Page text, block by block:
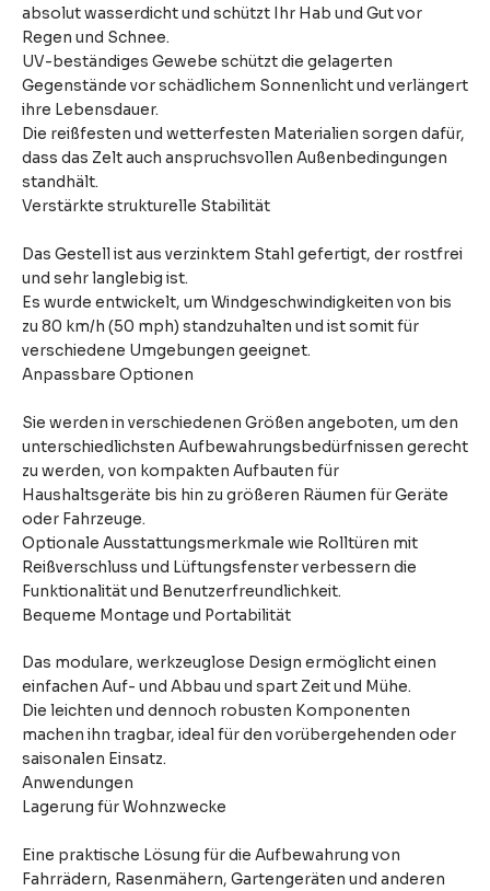
absolut wasserdicht und schützt Ihr Hab und Gut vor
Regen und Schnee.
UV-beständiges Gewebe schützt die gelagerten
Gegenstände vor schädlichem Sonnenlicht und verlängert
ihre Lebensdauer.
Die reißfesten und wetterfesten Materialien sorgen dafür,
dass das Zelt auch anspruchsvollen Außenbedingungen
standhält.
Verstärkte strukturelle Stabilität
Das Gestell ist aus verzinktem Stahl gefertigt, der rostfrei
und sehr langlebig ist.
Es wurde entwickelt, um Windgeschwindigkeiten von bis
zu 80 km/h (50 mph) standzuhalten und ist somit für
verschiedene Umgebungen geeignet.
Anpassbare Optionen
Sie werden in verschiedenen Größen angeboten, um den
unterschiedlichsten Aufbewahrungsbedürfnissen gerecht
zu werden, von kompakten Aufbauten für
Haushaltsgeräte bis hin zu größeren Räumen für Geräte
oder Fahrzeuge.
Optionale Ausstattungsmerkmale wie Rolltüren mit
Reißverschluss und Lüftungsfenster verbessern die
Funktionalität und Benutzerfreundlichkeit.
Bequeme Montage und Portabilität
Das modulare, werkzeuglose Design ermöglicht einen
einfachen Auf- und Abbau und spart Zeit und Mühe.
Die leichten und dennoch robusten Komponenten
machen ihn tragbar, ideal für den vorübergehenden oder
saisonalen Einsatz.
Anwendungen
Lagerung für Wohnzwecke
Eine praktische Lösung für die Aufbewahrung von
Fahrrädern, Rasenmähern, Gartengeräten und anderen